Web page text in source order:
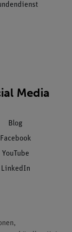
Media
Blog
Facebook
YouTube
LinkedIn